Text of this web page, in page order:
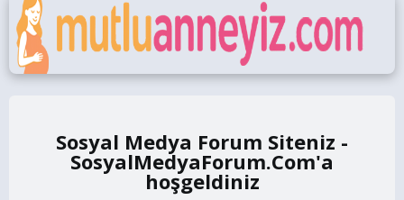
Sosyal Medya Forum Siteniz -
SosyalMedyaForum.Com